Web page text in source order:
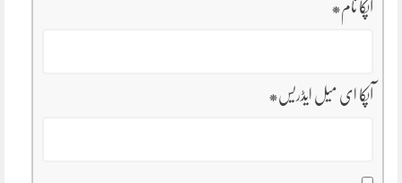
آپکا نام*
آپکا ای میل ایڈریس*